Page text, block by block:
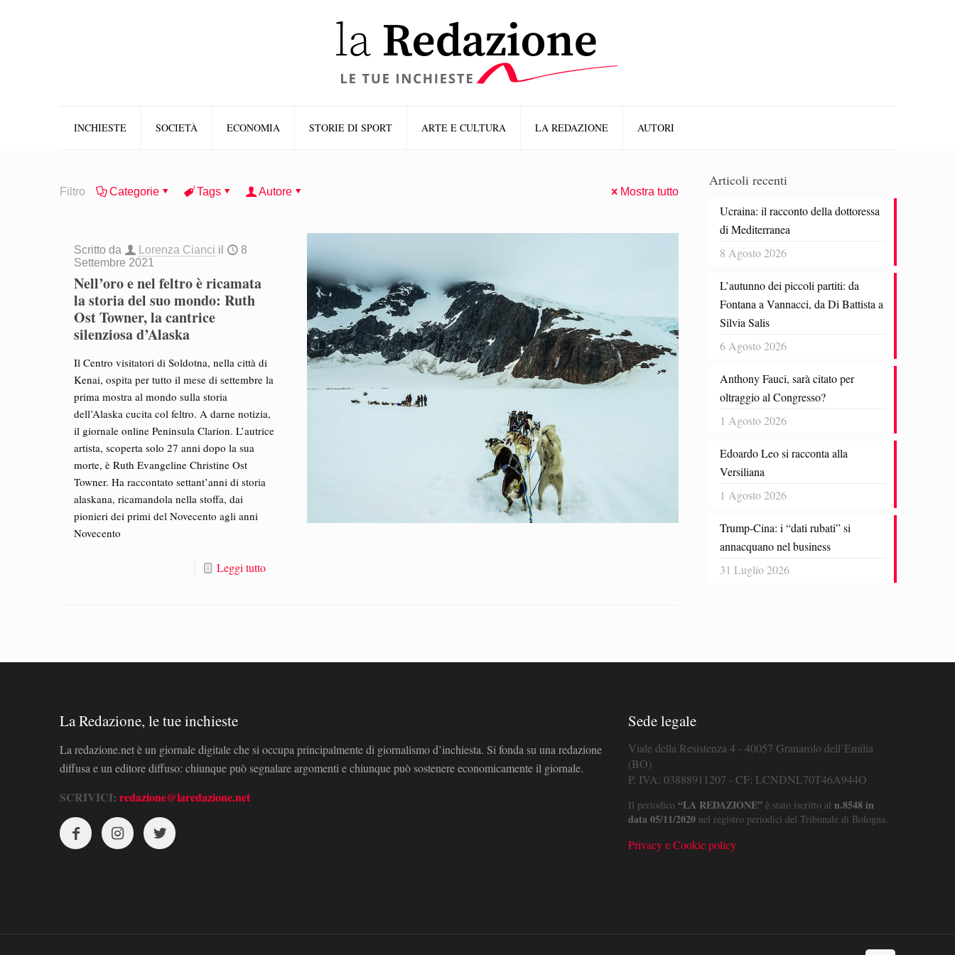
INCHIESTE SOCIETÀ ECONOMIA STORIE DI SPORT ARTE E CULTURA LA REDAZIONE AUTORI
Filtro Categorie Tags Autore Mostra tutto
Scritto da Lorenza Cianci il
8
Settembre 2021
Nell’oro e nel feltro è ricamata
la storia del suo mondo: Ruth
Ost Towner, la cantrice
silenziosa d’Alaska
Il Centro visitatori di Soldotna, nella città di
Kenai, ospita per tutto il mese di settembre la
prima mostra al mondo sulla storia
dell’Alaska cucita col feltro. A darne notizia,
il giornale online Peninsula Clarion. L’autrice
artista, scoperta solo 27 anni dopo la sua
morte, è Ruth Evangeline Christine Ost
Towner. Ha raccontato settant’anni di storia
alaskana, ricamandola nella stoffa, dai
pionieri dei primi del Novecento agli anni
Novecento
Leggi tutto
Articoli recenti
Ucraina: il racconto della dottoressa
di Mediterranea
8 Agosto 2026
L’autunno dei piccoli partiti: da
Fontana a Vannacci, da Di Battista a
Silvia Salis
6 Agosto 2026
Anthony Fauci, sarà citato per
oltraggio al Congresso?
1 Agosto 2026
Edoardo Leo si racconta alla
Versiliana
1 Agosto 2026
Trump-Cina: i “dati rubati” si
annacquano nel business
31 Luglio 2026
La Redazione, le tue inchieste
La redazione.net è un giornale digitale che si occupa principalmente di giornalismo d’inchiesta. Si fonda su una redazione
diffusa e un editore diffuso: chiunque può segnalare argomenti e chiunque può sostenere economicamente il giornale.
SCRIVICI: redazione@laredazione.net
Sede legale
Viale della Resistenza 4 - 40057 Granarolo dell’Emilia
(BO)
P. IVA: 03888911207 - CF: LCNDNL70T46A944O
Il periodico “LA REDAZIONE”è stato iscritto al n.8548 in
data 05/11/2020nel registro periodici del Tribunale di Bologna.
Privacy e Cookie policy